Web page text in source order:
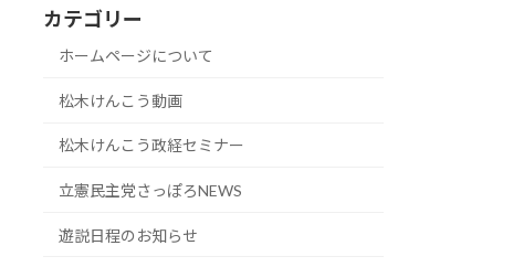
カテゴリー
ホームページについて
松木けんこう動画
松木けんこう政経セミナー
立憲民主党さっぽろNEWS
遊説日程のお知らせ